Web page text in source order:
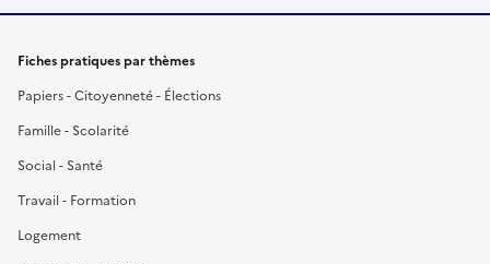
Fiches pratiques par thèmes
Papiers - Citoyenneté - Élections
Famille - Scolarité
Social - Santé
Travail - Formation
Logement